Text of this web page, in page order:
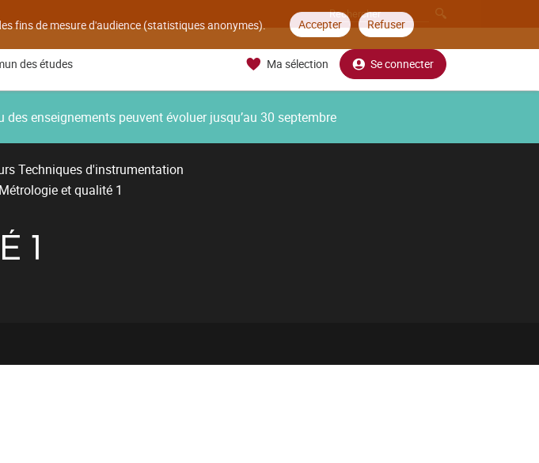
fins de mesure d'audience (statistiques anonymes). Accepter Refuser
des études Ma sélection Se connecter
enseignements peuvent évoluer jusqu’au 30 septembre
Techniques d'instrumentation
Métrologie et qualité 1
1